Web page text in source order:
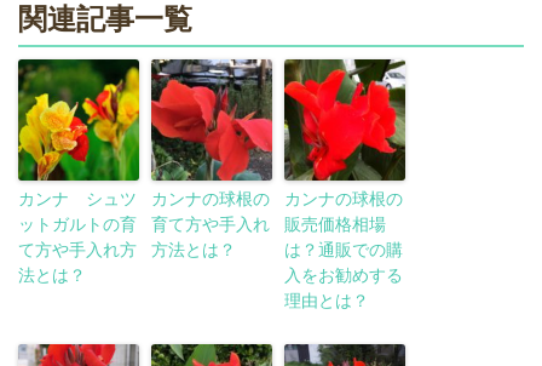
関連記事一覧
カンナ シュツ
ットガルトの育
て方や手入れ方
法とは？
カンナの球根の
育て方や手入れ
方法とは？
カンナの球根の
販売価格相場
は？通販での購
入をお勧めする
理由とは？